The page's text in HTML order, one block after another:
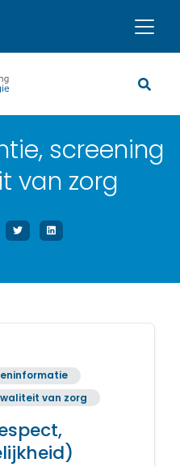
screening
van zorg
van zorg